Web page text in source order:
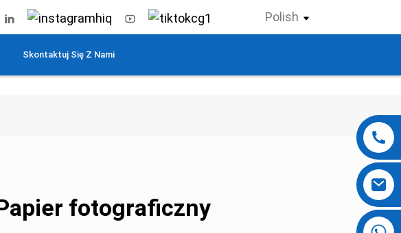
Polish
Skontaktuj Się Z Nami
fotograficzny